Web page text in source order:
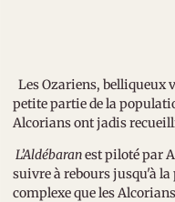
Les Ozariens, belliqueux
petite partie de la
Alcorians ont jadis
L’Aldébaranest piloté par
suivre à rebours jusqu'à
complexe que les